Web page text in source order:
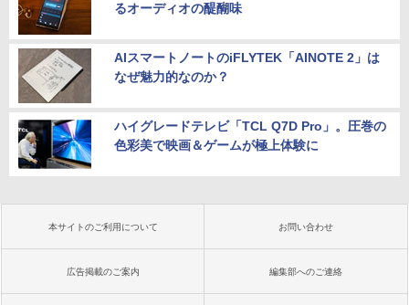
るオーディオの醍醐味
AIスマートノートのiFLYTEK「AINOTE 2」は
なぜ魅力的なのか？
ハイグレードテレビ「TCL Q7D Pro」。圧巻の
色彩美で映画＆ゲームが極上体験に
本サイトのご利用について お問い合わせ
広告掲載のご案内 編集部へのご連絡